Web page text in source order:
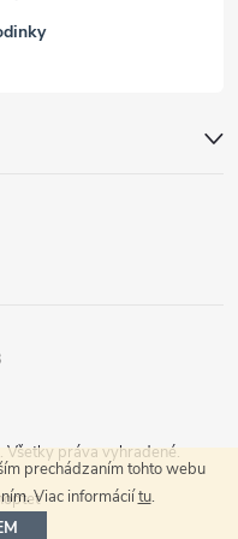
prechádzaním tohto webu
Viac informáciítu.
. Všetky práva vyhradené.